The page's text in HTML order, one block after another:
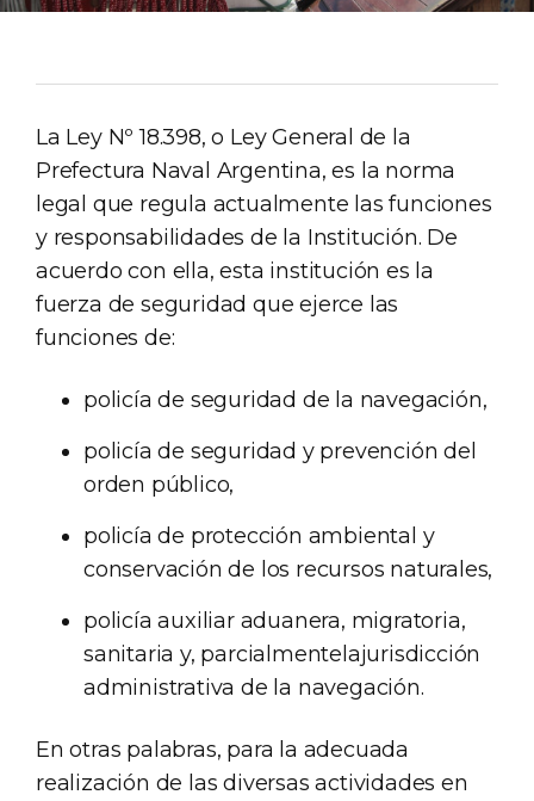
La Ley Nº 18.398, o Ley General de la
Prefectura Naval Argentina, es la norma
legal que regula actualmente las funciones
y responsabilidades de la Institución. De
acuerdo con ella, esta institución es la
fuerza de seguridad que ejerce las
funciones de:
policía de seguridad de la navegación,
policía de seguridad y prevención del
orden público,
policía de protección ambiental y
conservación de los recursos naturales,
policía auxiliar aduanera, migratoria,
sanitaria y, parcialmentelajurisdicción
administrativa de la navegación.
En otras palabras, para la adecuada
realización de las diversas actividades en